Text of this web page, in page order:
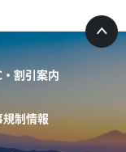
・割引案内
規制情報